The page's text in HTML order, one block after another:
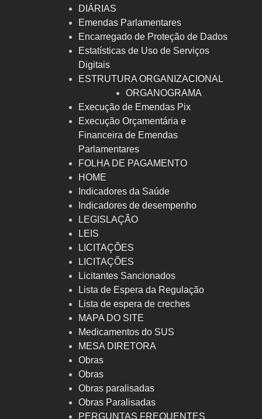
DIÁRIAS
Emendas Parlamentares
Encarregado de Proteção de Dados
Estatísticas de Uso de Serviços
Digitais
ESTRUTURA ORGANIZACIONAL
ORGANOGRAMA
Execução de Emendas Pix
Execução Orçamentária e
Financeira de Emendas
Parlamentares
FOLHA DE PAGAMENTO
HOME
Indicadores da Saúde
Indicadores de desempenho
LEGISLAÇÃO
LEIS
LICITAÇÕES
LICITAÇÕES
Licitantes Sancionados
Lista de Espera da Regulação
Lista de espera de creches
MAPA DO SITE
Medicamentos do SUS
MESA DIRETORA
Obras
Obras
Obras paralisadas
Obras Paralisadas
PERGUNTAS FREQUENTES